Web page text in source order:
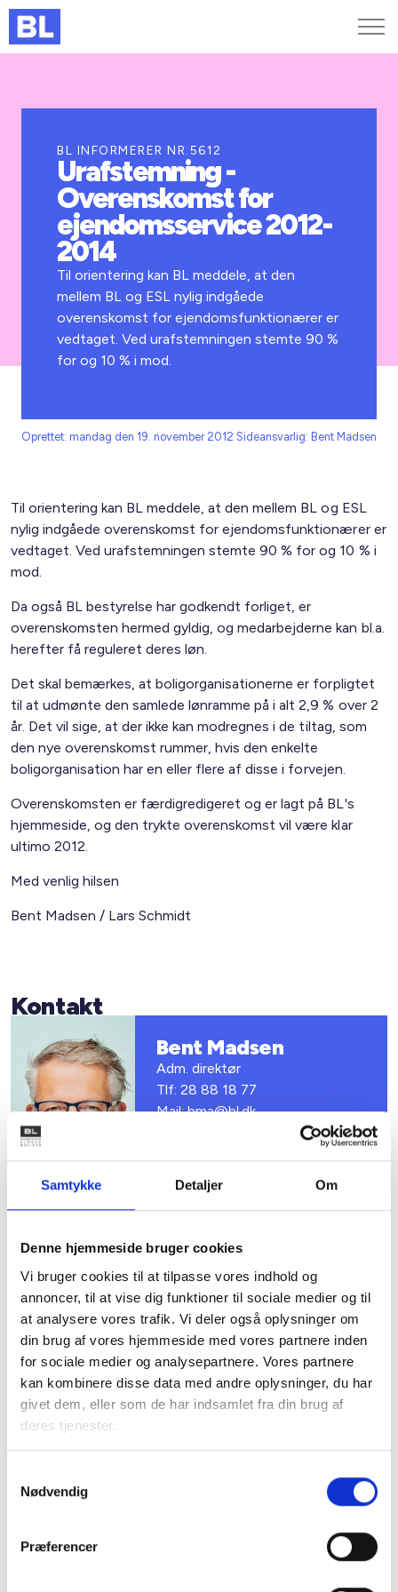
Samtykke Detaljer Om
Denne hjemmeside bruger cookies
Vi bruger cookies til at tilpasse vores indhold og
annoncer, til at vise dig funktioner til sociale medier og til
at analysere vores trafik. Vi deler også oplysninger om
din brug af vores hjemmeside med vores partnere inden
for sociale medier og analysepartnere. Vores partnere
kan kombinere disse data med andre oplysninger, du har
givet dem, eller som de har indsamlet fra din brug af
deres tjenester.
Nødvendig
Præferencer
Kurser og arrangementer
Jobportalen
BL INFORMERER NR.5612
Urafstemning -
Overenskomst for
ejendomsservice 2012-
2014
Til orientering kan BL meddele, at den
mellem BL og ESL nylig indgåede
overenskomst for ejendomsfunktionærer er
vedtaget. Ved urafstemningen stemte 90 %
for og 10 % i mod.
Oprettet: mandag den 19. november 2012 Sideansvarlig: Bent Madsen
Til orientering kan BL meddele, at den mellem BL og ESL
nylig indgåede overenskomst for ejendomsfunktionærer er
vedtaget. Ved urafstemningen stemte 90 % for og 10 % i
mod.
Da også BL bestyrelse har godkendt forliget, er
overenskomsten hermed gyldig, og medarbejderne kan bl.a.
herefter få reguleret deres løn.
Det skal bemærkes, at boligorganisationerne er forpligtet
til at udmønte den samlede lønramme på i alt 2,9 % over 2
år. Det vil sige, at der ikke kan modregnes i de tiltag, som
den nye overenskomst rummer, hvis den enkelte
boligorganisation har en eller flere af disse i forvejen.
Overenskomsten er færdigredigeret og er lagt på BL's
hjemmeside, og den trykte overenskomst vil være klar
ultimo 2012.
Med venlig hilsen
Bent Madsen / Lars Schmidt
Kontakt
Bent Madsen
Adm. direktør
Tlf: 28 88 18 77
Mail: bma@bl.dk
Relateret indhold Viden
BL INFORMERER
Nye krav om fjernaflæste målere – alle
ejendomme skal være klar senest 1. januar
2027
08. juni 2026
Ansvar for nødforsyning i plejeboliger ved
forsyningssvigt